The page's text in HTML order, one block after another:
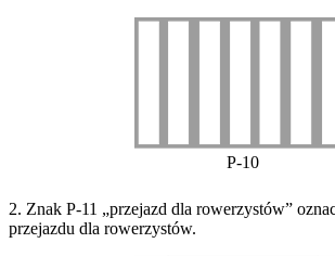
P-10
2. Znak P-11 „przejazd dla rowerzystów”
przejazdu dla rowerzystów.